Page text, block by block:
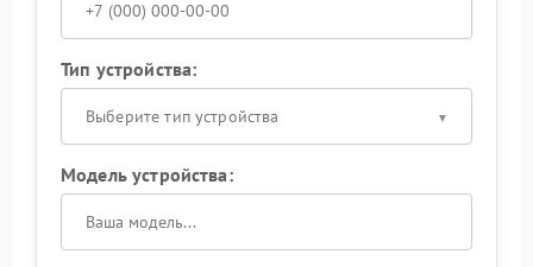
Тип устройства:
Выберите тип устройства
Модель устройства: